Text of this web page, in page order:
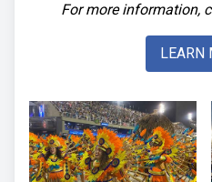
For more information,
LEARN